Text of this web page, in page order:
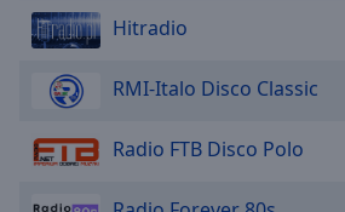
Hitradio
RMI-Italo Disco Classic
Radio FTB Disco Polo